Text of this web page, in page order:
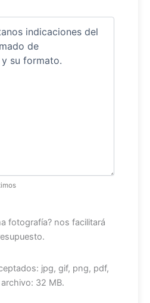
fotografía? nos facilitará
jpg, gif, png, pdf,
32 MB.